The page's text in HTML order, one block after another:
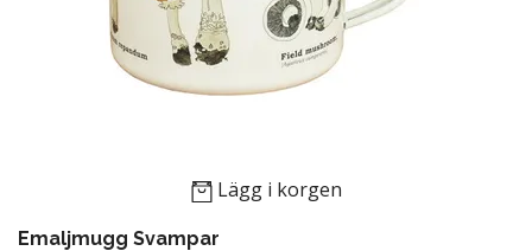
Lägg i korgen
Emaljmugg Svampar